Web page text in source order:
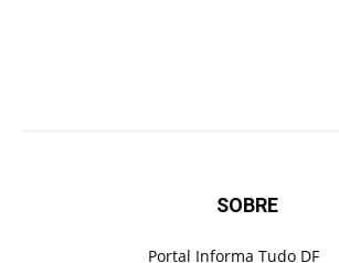
SOBRE
Portal Informa Tudo DF